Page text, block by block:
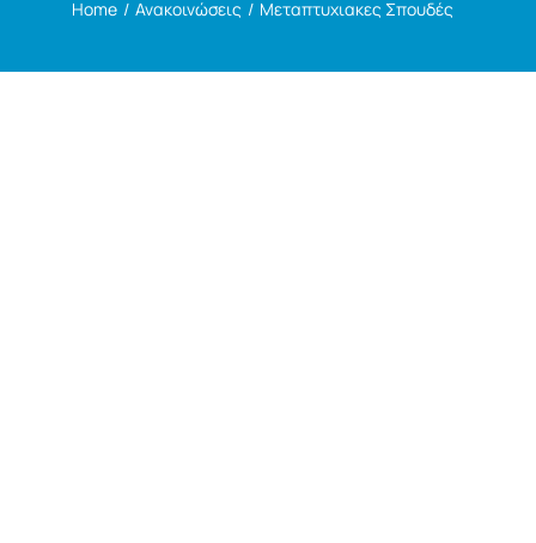
Η ζωή στο Τμήμα
Home Ανακοινώσεις Μεταπτυχιακες Σπουδές